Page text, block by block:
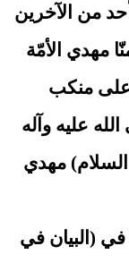
من الآخرين
مهدي الأمّة
منكب
عليه وآله
مهدي
(البيان في